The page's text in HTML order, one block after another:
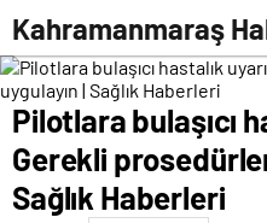
Kahramanmaraş
Pilotlara bulaşıcı
Gerekli
Sağlık Haberleri